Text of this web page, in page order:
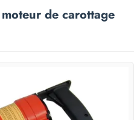
de carottage